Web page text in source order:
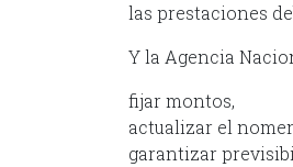
las prestaciones
Y la Agencia
fijar montos,
actualizar el
garantizar